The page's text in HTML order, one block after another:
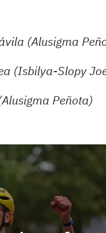
(Alusigma
(Isbilya-Slopy
Peñota)